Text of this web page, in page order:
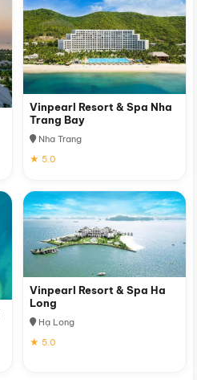
Vinpearl Resort & Spa Nha
Trang Bay
Nha Trang
★ 5.0
Vinpearl Resort & Spa Ha
Long
Hạ Long
★ 5.0